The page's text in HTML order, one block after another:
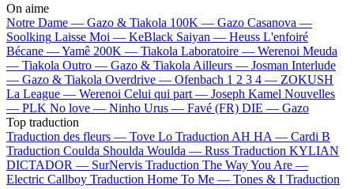
On aime
Notre Dame — Gazo & Tiakola 100K — Gazo Casanova —
Soolking Laisse Moi — KeBlack Saiyan — Heuss L'enfoiré
Bécane —Yamê 200K — Tiakola Laboratoire — Werenoi Meuda
— Tiakola Outro — Gazo & Tiakola Ailleurs — Josman Interlude
— Gazo & Tiakola Overdrive — Ofenbach 1 2 3 4 — ZOKUSH
La League — Werenoi Celui qui part — Joseph Kamel Nouvelles
— PLK No love — Ninho Urus — Favé (FR) DIE — Gazo
Top traduction
Traduction des fleurs — Tove Lo Traduction AH HA — Cardi B
Traduction Coulda Shoulda Woulda — Russ Traduction KYLIAN
DICTADOR — SurNervis Traduction The Way You Are —
Electric Callboy Traduction Home To Me — Tones & I Traduction